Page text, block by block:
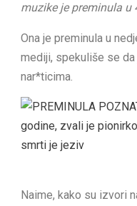
muzike je preminula u
Ona je preminula u
mediji, spekuliše se
nar*ticima.
Naime, kako su izvori